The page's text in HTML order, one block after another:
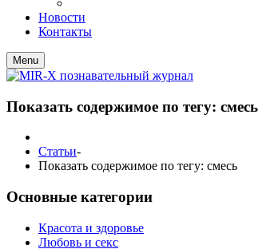
Новости
Контакты
Menu
Показать содержимое по тегу: смесь
Статьи-
Показать содержимое по тегу: смесь
Основные категории
Красота и здоровье
Любовь и секс